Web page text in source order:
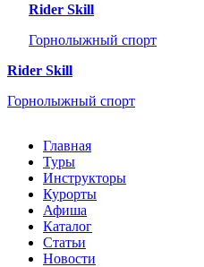
Rider Skill
Горнолыжный спорт
Rider Skill
Горнолыжный спорт
Главная
Туры
Инструкторы
Курорты
Афиша
Каталог
Статьи
Новости